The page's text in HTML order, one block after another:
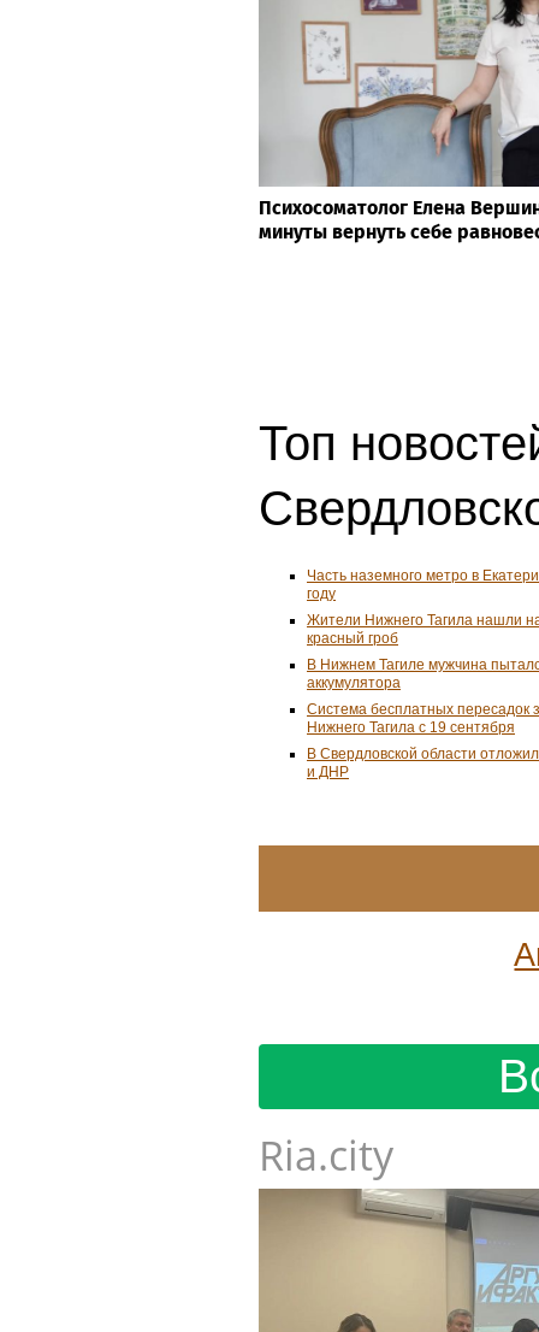
Психосоматолог Елена
минуты вернуть себе
Топ
Часть наземного метро в
году
Жители Нижнего Тагила нашли
красный гроб
В Нижнем Тагиле мужчина
аккумулятора
Система бесплатных пересадок
Нижнего Тагила с 19 сентября
В Свердловской области
и ДНР
Ria.city